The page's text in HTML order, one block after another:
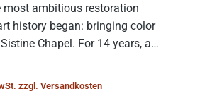
most ambitious restoration
history began: bringing color
Chapel. For 14 years, a
from the Vatican undertook
job of cleaning and
zzgl. Versandkosten